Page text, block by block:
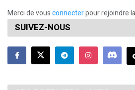
Merci de vousconnecterpour rejoindre
SUIVEZ-NOUS